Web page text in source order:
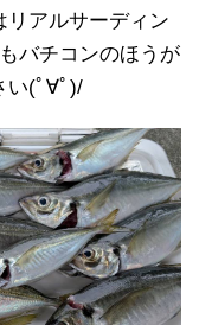
リアルサーディン
バチコンのほうが
い(ﾟ∀ﾟ)/